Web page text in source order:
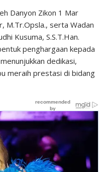
Danyon Zikon 1 Mar
M.Tr.Opsla., serta Wadan
Kusuma, S.S.T.Han.
penghargaan kepada
dedikasi,
meraih prestasi di bidang